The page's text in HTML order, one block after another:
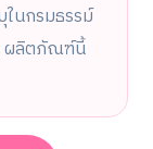
ในกรมธรรม์
ผลิตภัณฑ์นี้